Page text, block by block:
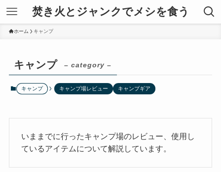
焚き火とジャンクでメシを食う
ホーム キャンプ
キャンプ – category –
キャンプ キャンプ場レビュー キャンプギア
いままでに行ったキャンプ場のレビュー、使用し
ているアイテムについて解説しています。